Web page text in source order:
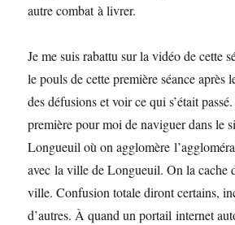
autre combat à livrer.
Je me suis rabattu sur la vidéo de cette
le pouls de cette première séance après
des défusions et voir ce qui s’était
première pour moi de naviguer dans le
Longueuil où on agglomère
avec la ville de Longueuil. On la cache
ville. Confusion totale diront certains,
d’autres. À quand un portail internet